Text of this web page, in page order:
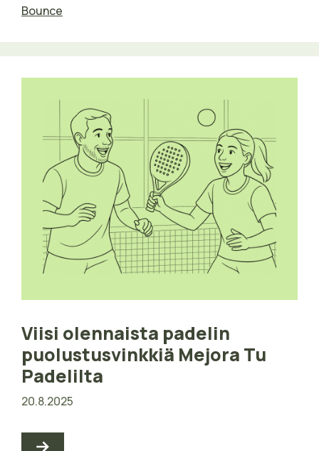
Bounce
Viisi olennaista padelin
puolustusvinkkiä Mejora Tu
Padelilta
20.8.2025